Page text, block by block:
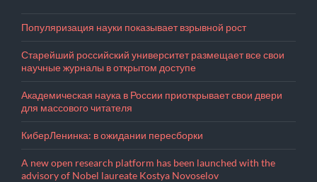
Популяризация науки показывает взрывной рост
Старейший российский университет размещает все свои
научные журналы в открытом доступе
Академическая наука в России приоткрывает свои двери
для массового читателя
КиберЛенинка: в ожидании пересборки
A new open research platform has been launched with the
advisory of Nobel laureate Kostya Novoselov